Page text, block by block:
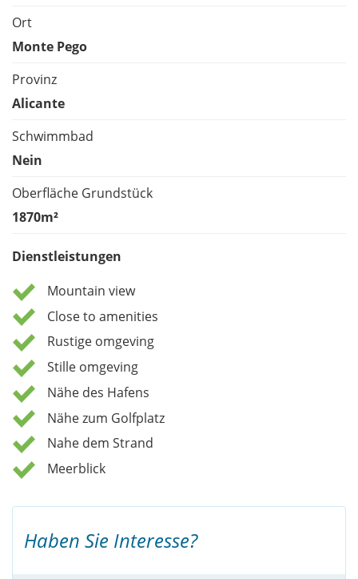
Ort
Monte Pego
Provinz
Alicante
Schwimmbad
Nein
Oberfläche Grundstück
1870m²
Dienstleistungen
Mountain view
Close to amenities
Rustige omgeving
Stille omgeving
Nähe des Hafens
Nähe zum Golfplatz
Nahe dem Strand
Meerblick
Haben Sie Interesse?